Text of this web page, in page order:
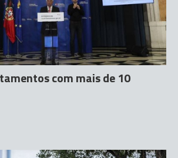
com mais de 10